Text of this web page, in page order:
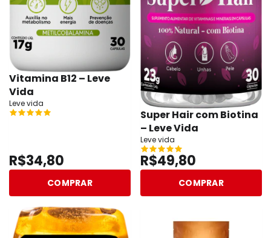
Vitamina B12 – Leve
Vida
Leve vida
R$34,80
COMPRAR
Super Hair com Biotina
– Leve Vida
Leve vida
R$49,80
COMPRAR